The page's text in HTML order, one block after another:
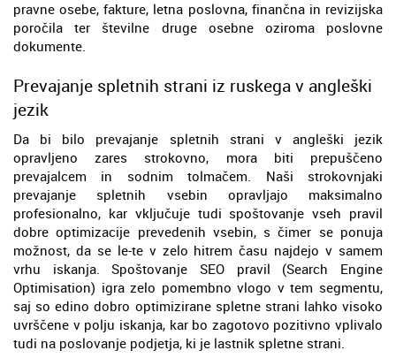
pravne osebe, fakture, letna poslovna, finančna in revizijska
poročila ter številne druge osebne oziroma poslovne
dokumente.
Prevajanje spletnih strani iz ruskega v angleški
jezik
Da bi bilo prevajanje spletnih strani v angleški jezik
opravljeno zares strokovno, mora biti prepuščeno
prevajalcem in sodnim tolmačem. Naši strokovnjaki
prevajanje spletnih vsebin opravljajo maksimalno
profesionalno, kar vključuje tudi spoštovanje vseh pravil
dobre optimizacije prevedenih vsebin, s čimer se ponuja
možnost, da se le-te v zelo hitrem času najdejo v samem
vrhu iskanja. Spoštovanje SEO pravil (Search Engine
Optimisation) igra zelo pomembno vlogo v tem segmentu,
saj so edino dobro optimizirane spletne strani lahko visoko
uvrščene v polju iskanja, kar bo zagotovo pozitivno vplivalo
tudi na poslovanje podjetja, ki je lastnik spletne strani.